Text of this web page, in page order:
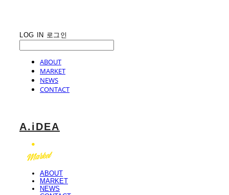
LOG IN 로그인
ABOUT
MARKET
NEWS
CONTACT
A.iDEA
ABOUT
MARKET
NEWS